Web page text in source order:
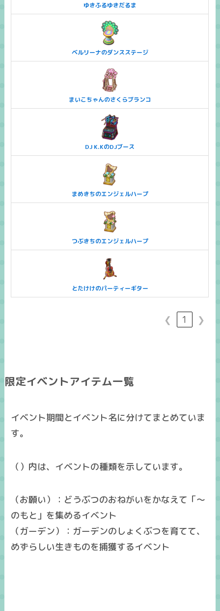
ゆきふるゆきだるま
ベルリーナのダンスステージ
まいこちゃんのさくらブランコ
DJ K.KのDJブース
まめきちのエンジェルハープ
つぶきちのエンジェルハープ
とたけけのパーティーギター
❮ 1 ❯
限定イベントアイテム一覧
イベント期間とイベント名に分けてまとめていま
す。
（）内は、イベントの種類を示しています。
（お願い）：どうぶつのおねがいをかなえて「～
のもと」を集めるイベント
（ガーデン）：ガーデンのしょくぶつを育てて、
めずらしい生きものを捕獲するイベント